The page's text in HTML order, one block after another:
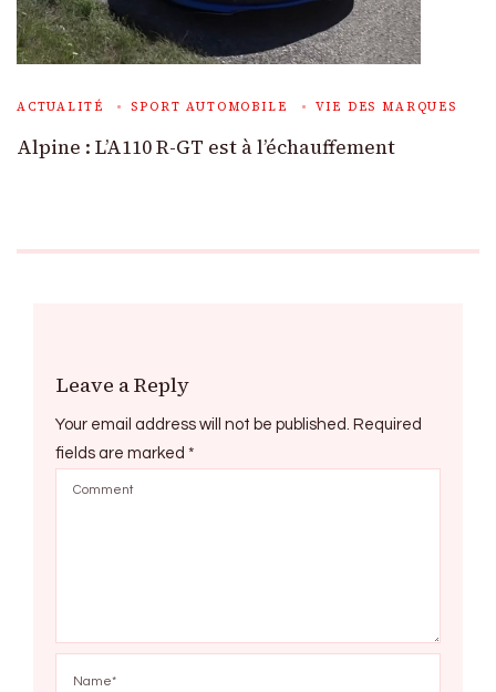
ACTUALITÉ SPORT AUTOMOBILE VIE DES MARQUES
Alpine : L’A110 R-GT est à l’échauffement
Leave a Reply
Your email address will not be published.
Required
fields are marked *